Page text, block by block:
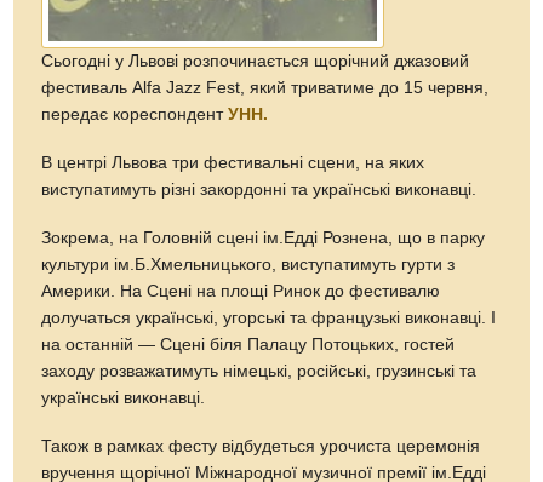
Сьогодні у Львові розпочинається щорічний джазовий
фестиваль Alfa Jazz Fest, який триватиме до 15 червня,
передає кореспондентУНН.
В центрі Львова три фестивальні сцени, на яких
виступатимуть різні закордонні та українські виконавці.
Зокрема, на Головній сцені ім.Едді Рознена, що в парку
культури ім.Б.Хмельницького, виступатимуть гурти з
Америки. На Сцені на площі Ринок до фестивалю
долучаться українські, угорські та французькі виконавці. І
на останній — Сцені біля Палацу Потоцьких, гостей
заходу розважатимуть німецькі, російські, грузинські та
українські виконавці.
Також в рамках фесту відбудеться урочиста церемонія
вручення щорічної Міжнародної музичної премії ім.Едді